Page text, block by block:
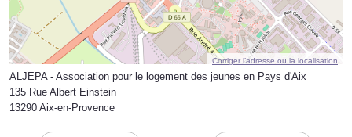
Corriger l’adresse ou la localisation
ALJEPA - Association pour le logement des jeunes en Pays d'Aix
135 Rue Albert Einstein
13290 Aix-en-Provence